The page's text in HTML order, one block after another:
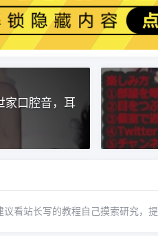
家口腔音，耳
看站长写的教程自己摸索研究，